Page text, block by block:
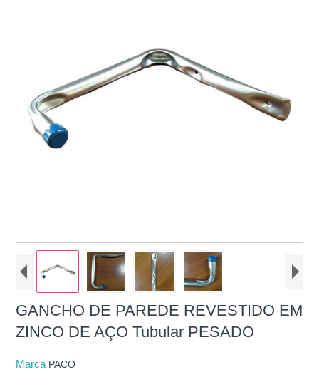
GANCHO DE PAREDE REVESTIDO EM
ZINCO DE AÇO Tubular PESADO
Marca PACO